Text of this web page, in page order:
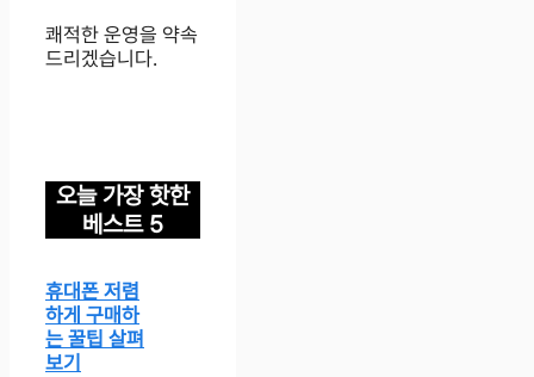
쾌적한 운영을 약속
드리겠습니다.
오늘 가장 핫한
베스트 5
휴대폰 저렴
하게 구매하
는 꿀팁 살펴
보기